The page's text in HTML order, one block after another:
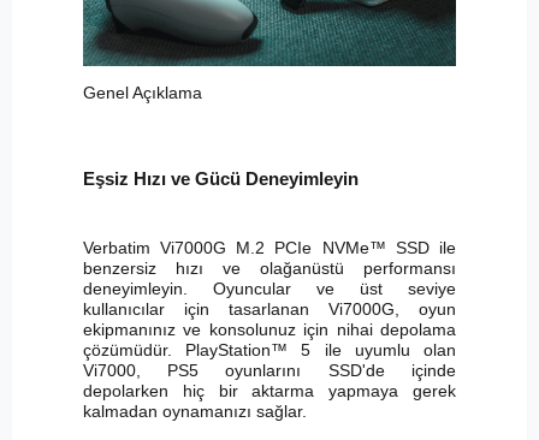
Genel Açıklama
Eşsiz Hızı ve Gücü Deneyimleyin
Verbatim Vi7000G M.2 PCIe NVMe™ SSD ile
benzersiz hızı ve olağanüstü performansı
deneyimleyin. Oyuncular ve üst seviye
kullanıcılar için tasarlanan Vi7000G, oyun
ekipmanınız ve konsolunuz için nihai depolama
çözümüdür. PlayStation™ 5 ile uyumlu olan
Vi7000, PS5 oyunlarını SSD'de içinde
depolarken hiç bir aktarma yapmaya gerek
kalmadan oynamanızı sağlar.